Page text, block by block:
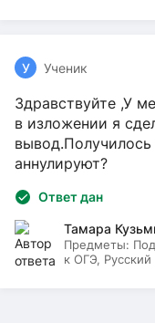
У Ученик
Здравствуйте ,У
в изложении я
вывод.Получилось
аннулируют?
Ответ дан
Тамара
Предметы:
к ОГЭ, Русский